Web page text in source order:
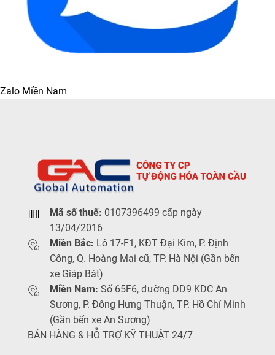
Zalo Miền Nam
Mã số thuế: 0107396499 cấp ngày
13/04/2016
Miền Bắc: Lô 17-F1, KĐT Đại Kim, P. Định
Công, Q. Hoàng Mai cũ, TP. Hà Nội (Gần bến
xe Giáp Bát)
Miền Nam: Số 65F6, đường DD9 KDC An
Sương, P. Đông Hưng Thuận, TP. Hồ Chí Minh
(Gần bến xe An Sương)
BÁN HÀNG & HỖ TRỢ KỸ THUẬT 24/7